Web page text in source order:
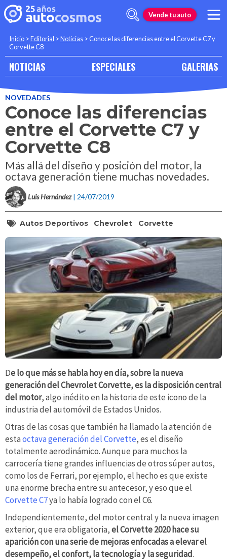
Vende tu auto
Inicio >Editorial >Noticias >Conoce las diferencias entre el Corvette C7 y
Corvette C8
NOTICIAS ESPECIALES GALERIAS
NOVEDADES
Conoce las diferencias
entre el Corvette C7 y
Corvette C8
Más allá del diseño y posición del motor, la
octava generación tiene muchas novedades.
Luis Hernández | 24/07/2019
Autos Deportivos Chevrolet Corvette
De lo que más se habla hoy en día, sobre la nueva
generación del Chevrolet Corvette, es la disposición central
del motor, algo inédito en la historia de este icono de la
industria del automóvil de Estados Unidos.
Otras de las cosas que también ha llamado la atención de
estaoctava generación del Corvette, es el diseño
totalmente aerodinámico. Aunque para muchos la
carrocería tiene grandes influencias de otros súper autos,
como los de Ferrari, por ejemplo, el hecho es que existe
una enorme brecha entre su antecesor, y eso que el
Corvette C7ya lo había logrado con el C6.
Independientemente, del motor central y la nueva imagen
exterior, que era obligatoria,el Corvette 2020 hace su
aparición con una serie de mejoras enfocadas a elevar el
desempeño, el confort, la tecnología y la seguridad.